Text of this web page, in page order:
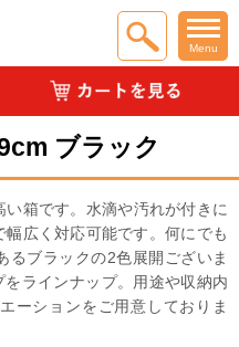
Menu
ブラック
箱です。 水滴や汚れが付きに
広く対応可能です。 何にでも
るブラックの2色展開ございま
ラインナップ。用途や収納内
ーションをご用意しておりま